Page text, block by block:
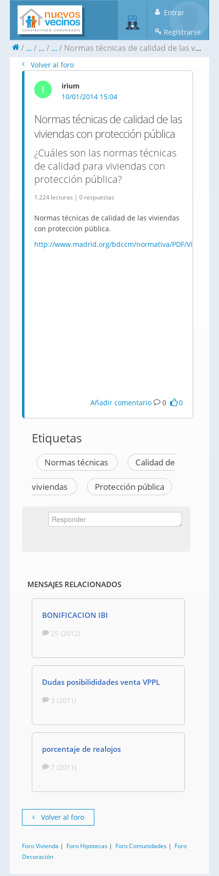
Entrar
Registrarse
... ... ... Normas técnicas de calidad de las viviendas con protección pública
Volver al foro
I
irium
10/01/2014 15:04
Normas técnicas de calidad de las
viviendas con protección pública
¿Cuáles son las normas técnicas
de calidad para viviendas con
protección pública?
1.224 lecturas | 0 respuestas
Normas técnicas de calidad de las viviendas
con protección pública.
http://www.madrid.org/bdccm/normativa/PDF/
Añadir comentario 0 0
Etiquetas
Normas técnicas Calidad de
viviendas Protección pública
MENSAJES RELACIONADOS
BONIFICACION IBI
25 (2012)
Dudas posibilididades venta VPPL
3 (2011)
porcentaje de realojos
7 (2011)
Volver al foro
Foro Vivienda | Foro Hipotecas | Foro Comunidades | Foro
Decoración